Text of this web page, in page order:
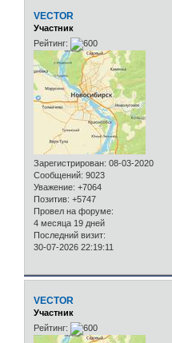
VECTOR
Участник
Рейтинг:
Зарегистрирован: 08-03-2020
Сообщений: 9023
Уважение: +7064
Позитив: +5747
Провел на форуме:
4 месяца 19 дней
Последний визит:
30-07-2026 22:19:11
VECTOR
Участник
Рейтинг: